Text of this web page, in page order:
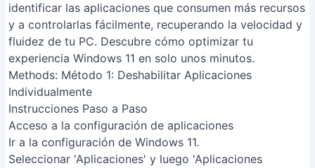
identificar las aplicaciones que consumen más recursos
y a controlarlas fácilmente, recuperando la velocidad y
fluidez de tu PC. Descubre cómo optimizar tu
experiencia Windows 11 en solo unos minutos.
Methods: Método 1: Deshabilitar Aplicaciones
Individualmente
Instrucciones Paso a Paso
Acceso a la configuración de aplicaciones
Ir a la configuración de Windows 11.
Seleccionar 'Aplicaciones' y luego 'Aplicaciones